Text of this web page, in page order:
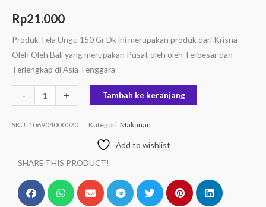
Rp21.000
Produk Tela Ungu 150 Gr Dk ini merupakan produk dari Krisna
Oleh Oleh Bali yang merupakan Pusat oleh oleh Terbesar dan
Terlengkap di Asia Tenggara
- + Tambah ke keranjang
SKU: 106904000020 Kategori: Makanan
Add to wishlist
SHARE THIS PRODUCT!